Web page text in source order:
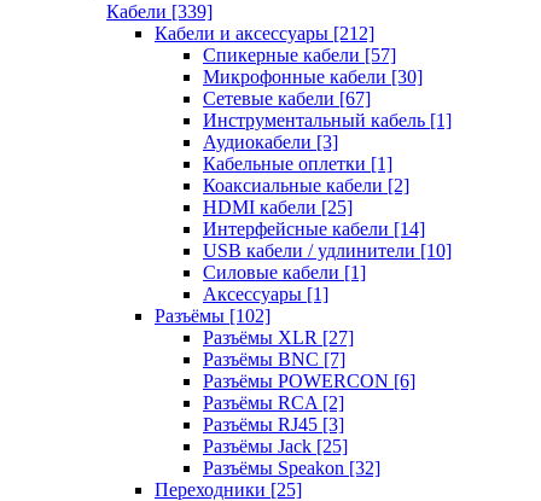
Кабели [339]
Кабели и аксессуары [212]
Спикерные кабели [57]
Микрофонные кабели [30]
Сетевые кабели [67]
Инструментальный кабель [1]
Аудиокабели [3]
Кабельные оплетки [1]
Коаксиальные кабели [2]
HDMI кабели [25]
Интерфейсные кабели [14]
USB кабели / удлинители [10]
Силовые кабели [1]
Аксессуары [1]
Разъёмы [102]
Разъёмы XLR [27]
Разъёмы BNC [7]
Разъёмы POWERCON [6]
Разъёмы RCA [2]
Разъёмы RJ45 [3]
Разъёмы Jack [25]
Разъёмы Speakon [32]
Переходники [25]